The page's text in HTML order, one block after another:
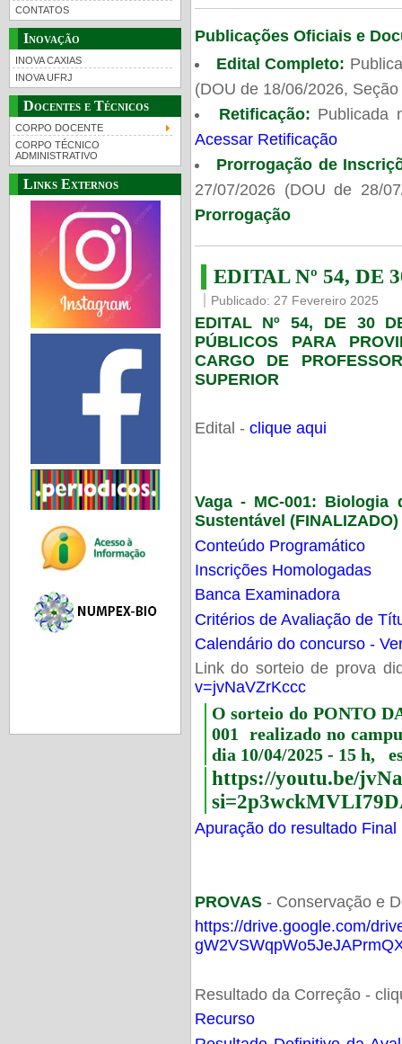
CONTATOS
Inovação
INOVA CAXIAS
INOVA UFRJ
Docentes e Técnicos
CORPO DOCENTE
CORPO TÉCNICO
ADMINISTRATIVO
Links Externos
Publicações Oficiais e
Edital Completo:
(DOU de 18/06/2026,
Retificação: Publicada
Acessar Retificação
Prorrogação de
27/07/2026 (DOU de 28/
Prorrogação
EDITAL Nº 54, DE
Publicado: 27 Fevereiro 2025
EDITAL Nº 54, DE 30
PÚBLICOS PARA
CARGO DE
SUPERIOR
Edital - clique aqui
Vaga - MC-001: Biologia
Sustentável (FINALIZADO)
Conteúdo Programático
Inscrições Homologadas
Banca Examinadora
Critérios de Avaliação de
Calendário do concurso -
Link do sorteio de prova
v=jvNaVZrKccc
O sorteio do PONTO
001 realizado no
dia 10/04/2025 - 15 h,
https://youtu.be/
Apuração do resultado Final
PROVAS- Conservação e
https://drive.google.com/
Resultado da Correção -
Recurso